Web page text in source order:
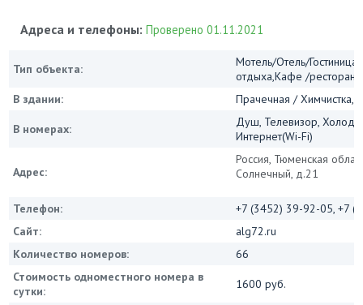
Адреса и телефоны:Проверено 01.11.2021
Тип объекта:
Мотель/Отель/
отдыха,Кафе /рестораны
В здании:
Прачечная / Химчистка,
В номерах:
Душ, Телевизор,
Интернет(Wi-Fi)
Адрес:
Россия, Тюменская
Солнечный, д.21
Телефон:
+7 (3452) 39-92-05, +7
Сайт:
alg72.ru
Количество номеров:
66
Стоимость одноместного номера в
сутки:
1600 руб.